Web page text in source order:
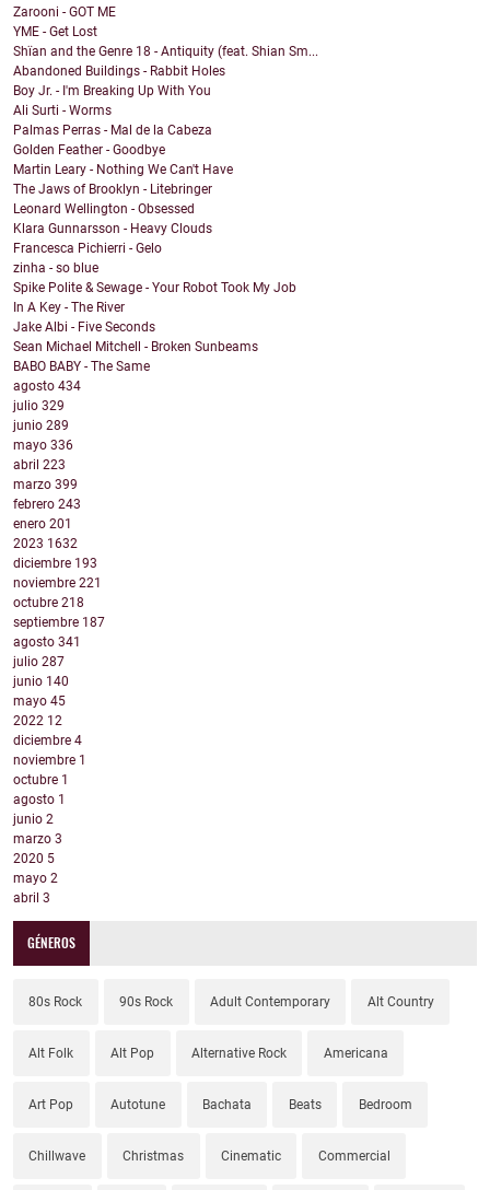
Zarooni - GOT ME
YME - Get Lost
Shïan and the Genre 18 - Antiquity (feat. Shian Sm...
Abandoned Buildings - Rabbit Holes
Boy Jr. - I'm Breaking Up With You
Ali Surti - Worms
Palmas Perras - Mal de la Cabeza
Golden Feather - Goodbye
Martin Leary - Nothing We Can't Have
The Jaws of Brooklyn - Litebringer
Leonard Wellington - Obsessed
Klara Gunnarsson - Heavy Clouds
Francesca Pichierri - Gelo
zinha - so blue
Spike Polite & Sewage - Your Robot Took My Job
In A Key - The River
Jake Albi - Five Seconds
Sean Michael Mitchell - Broken Sunbeams
BABO BABY - The Same
agosto 434
julio 329
junio 289
mayo 336
abril 223
marzo 399
febrero 243
enero 201
2023 1632
diciembre 193
noviembre 221
octubre 218
septiembre 187
agosto 341
julio 287
junio 140
mayo 45
2022 12
diciembre 4
noviembre 1
octubre 1
agosto 1
junio 2
marzo 3
2020 5
mayo 2
abril 3
GÉNEROS
80s Rock 90s Rock Adult Contemporary Alt Country
Alt Folk Alt Pop Alternative Rock Americana
Art Pop Autotune Bachata Beats Bedroom
Chillwave Christmas Cinematic Commercial